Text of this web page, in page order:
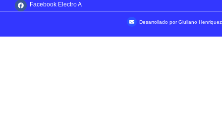
Facebook Electro A
Desarrollado por Giuliano Henriquez